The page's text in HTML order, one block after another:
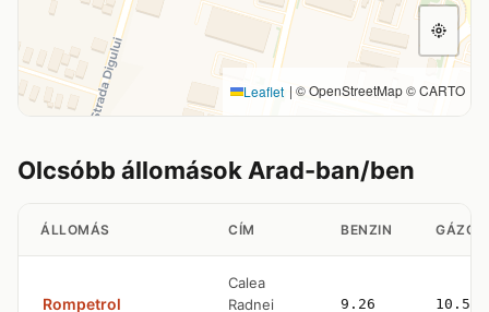
Leaflet | © OpenStreetMap © CARTO
Olcsóbb állomások Arad-ban/ben
ÁLLOMÁS CÍM BENZIN
Rompetrol
Calea
Radnei
9.26 10.53